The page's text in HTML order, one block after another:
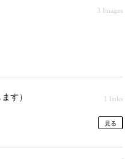
3 Images
す） 1 links
見る